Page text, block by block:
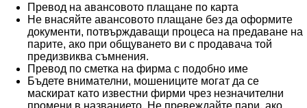
Превод на авансовото плащане по карта
Не внасяйте авансовото плащане без да оформите
документи, потвърждаващи процеса на предаване на
парите, ако при общуването ви с продавача той
предизвиква съмнения.
Превод по сметка на фирма с подобно име
Бъдете внимателни, мошениците могат да се
маскират като известни фирми чрез незначителни
промени в названието. Не превеждайте пари, ако